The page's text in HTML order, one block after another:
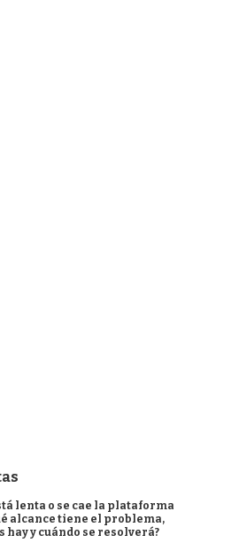
lenta o se cae la plataforma
alcance tiene el problema,
hay y cuándo se resolverá?